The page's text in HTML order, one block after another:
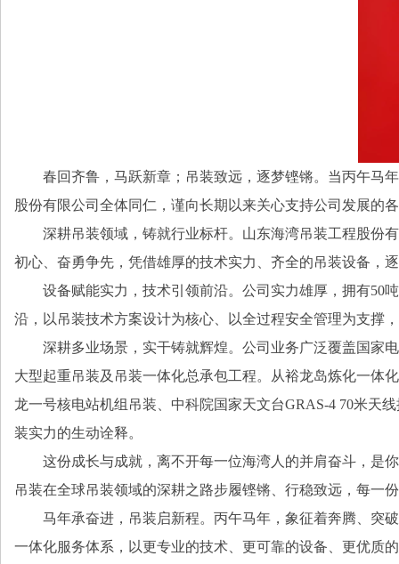
春回齐鲁，马跃新章；吊装致远，逐梦铿锵。当丙午马
股份有限公司全体同仁，谨向长期以来关心支持公司发展的
深耕吊装领域，铸就行业标杆。山东海湾吊装工程股份
初心、奋勇争先，凭借雄厚的技术实力、齐全的吊装设备，
设备赋能实力，技术引领前沿。公司实力雄厚，拥有50
沿，以吊装技术方案设计为核心、以全过程安全管理为支撑
深耕多业场景，实干铸就辉煌。公司业务广泛覆盖国家
大型起重吊装及吊装一体化总承包工程。从裕龙岛炼化一体
龙一号核电站机组吊装、中科院国家天文台GRAS-4 70米天
装实力的生动诠释。
这份成长与成就，离不开每一位海湾人的并肩奋斗，是
吊装在全球吊装领域的深耕之路步履铿锵、行稳致远，每一
马年承奋进，吊装启新程。丙午马年，象征着奔腾、突
一体化服务体系，以更专业的技术、更可靠的设备、更优质